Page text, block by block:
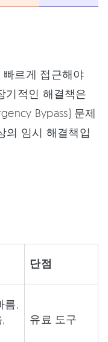
르게 접근해야
기적인 해결책은
Bypass) 문제
의 임시 해결책입
단점
,
유료 도구